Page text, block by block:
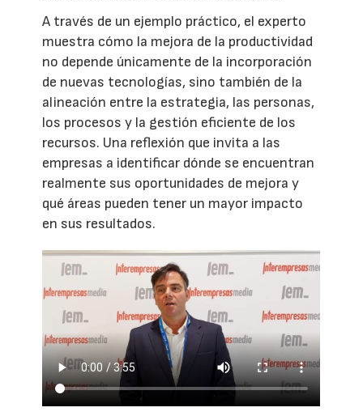
A través de un ejemplo práctico, el experto
muestra cómo la mejora de la productividad
no depende únicamente de la incorporación
de nuevas tecnologías, sino también de la
alineación entre la estrategia, las personas,
los procesos y la gestión eficiente de los
recursos. Una reflexión que invita a las
empresas a identificar dónde se encuentran
realmente sus oportunidades de mejora y
qué áreas pueden tener un mayor impacto
en sus resultados.